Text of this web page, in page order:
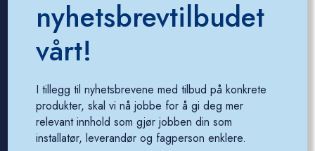
Finn din nærmeste forhandler
Bærekraft og samfunnsansvar
Personvernerklæring
nyhetsbrevtilbudet
vårt!
I tillegg til nyhetsbrevene med tilbud på konkrete
produkter, skal vi nå jobbe for å gi deg mer
relevant innhold som gjør jobben din som
installatør, leverandør og fagperson enklere.